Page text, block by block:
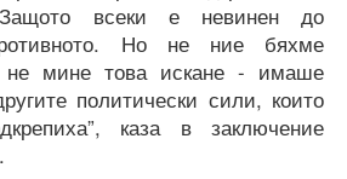
всеки е невинен до
Но не ние бяхме
не мине това искане - имаше
политически сили, които
каза в заключение